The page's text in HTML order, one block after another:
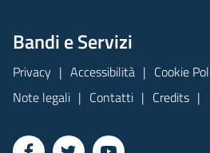
Bandi e Servizi
Privacy Accessibilità
Cookie
Note legali
Contatti Credits